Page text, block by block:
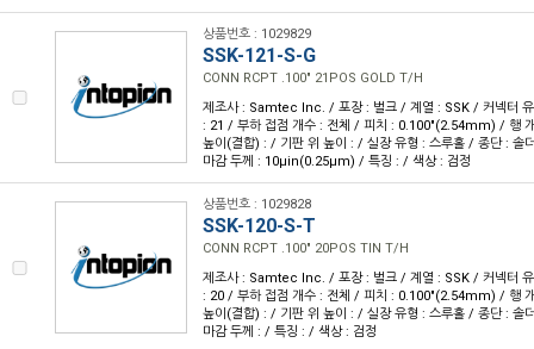
상품번호 : 1029829
SSK-121-S-G
CONN RCPT .100" 21POS GOLD T/H
제조사 : Samtec Inc. / 포장 : 벌크 / 계열 : SSK / 커넥터
: 21 / 부하 접점 개수 : 전체 / 피치 : 0.100"(2.54mm) / 행
높이(결합) : / 기판 위 높이 : / 실장 유형 : 스루홀 / 종단 : 솔
마감 두께 : 10µin(0.25µm) / 특징 : / 색상 : 검정
상품번호 : 1029828
SSK-120-S-T
CONN RCPT .100" 20POS TIN T/H
제조사 : Samtec Inc. / 포장 : 벌크 / 계열 : SSK / 커넥터
: 20 / 부하 접점 개수 : 전체 / 피치 : 0.100"(2.54mm) / 행
높이(결합) : / 기판 위 높이 : / 실장 유형 : 스루홀 / 종단 : 솔
마감 두께 : / 특징 : / 색상 : 검정